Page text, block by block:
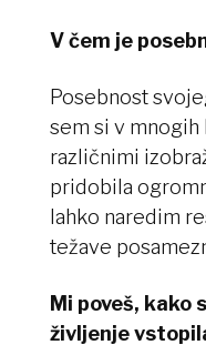
V čem je
Posebnost
sem si v mnogih
različnimi
pridobila
lahko naredim
težave
Mi poveš, kako
življenje